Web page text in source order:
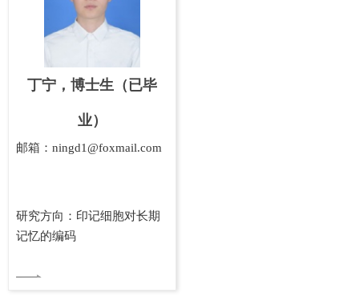
丁宁，博士生（已毕
业）
邮箱：ningd1@foxmail.com
研究方向：印记细胞对长期
记忆的编码